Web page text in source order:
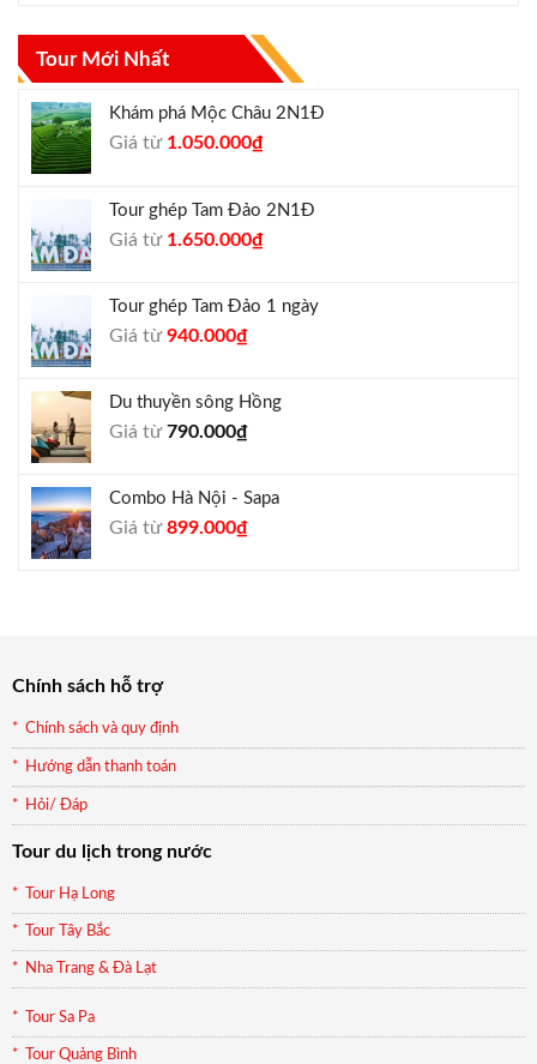
Tour Mới Nhất
Khám phá Mộc Châu 2N1Đ
Giá từ Giá
1.300.000₫.
1.050.000₫Giá
là:
Tour ghép Tam Đảo 2N1Đ
Giá từ Giá
1.800.000₫.
1.650.000₫Giá
là:
Tour ghép Tam Đảo 1 ngày
Giá từGiá
1.000.000₫.
940.000₫Giá
là:
Du thuyền sông Hồng
Giá từ790.000₫
Combo Hà Nội - Sapa
Giá từGiá
899.000₫Giá
Chính sách hỗ trợ
Chính sách và quy định
Hướng dẫn thanh toán
Hỏi/ Đáp
Tour du lịch trong nước
Tour Hạ Long
Tour Tây Bắc
Nha Trang & Đà Lạt
Tour Sa Pa
Tour Quảng Bình